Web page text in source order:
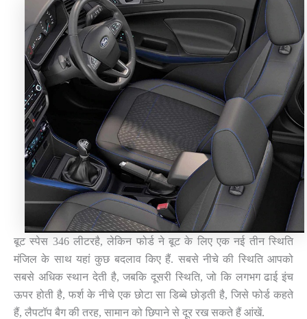
बूट स्पेस 346 लीटरहै, लेकिन फोर्ड ने बूट के लिए एक नई तीन स्थिति
मंजिल के साथ यहां कुछ बदलाव किए हैं. सबसे नीचे की स्थिति आपको
सबसे अधिक स्थान देती है, जबकि दूसरी स्थिति, जो कि लगभग ढाई इंच
ऊपर होती है, फर्श के नीचे एक छोटा सा डिब्बे छोड़ती है, जिसे फोर्ड कहते
हैं, लैपटॉप बैग की तरह, सामान को छिपाने से दूर रख सकते हैं आंखें.